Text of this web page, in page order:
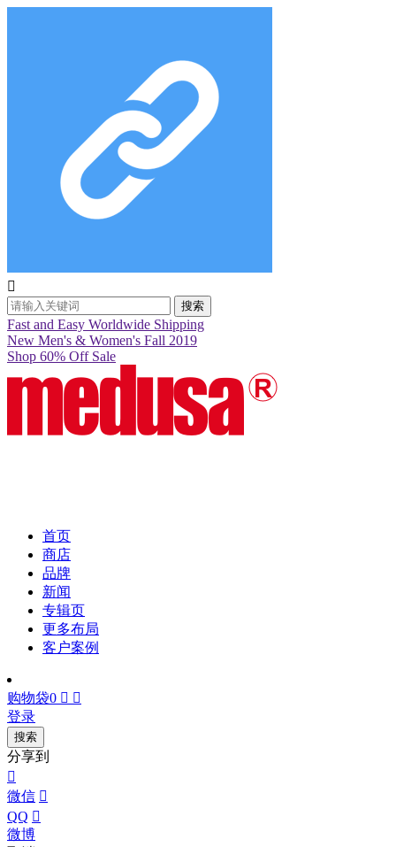

搜索
Fast and Easy Worldwide Shipping
New Men's & Women's Fall 2019
Shop 60% Off Sale
首页
商店
品牌
新闻
专辑页
更多布局
客户案例
购物袋0  
登录
搜索
分享到

微信 
QQ 
微博